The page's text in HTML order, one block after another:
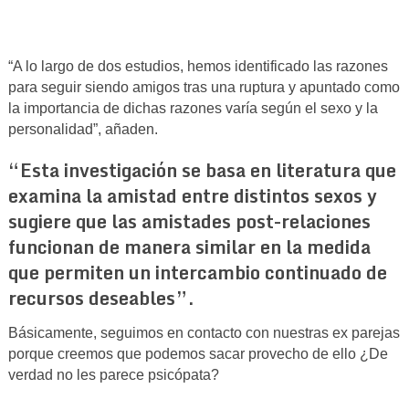
“A lo largo de dos estudios, hemos identificado las razones
para seguir siendo amigos tras una ruptura y apuntado como
la importancia de dichas razones varía según el sexo y la
personalidad”, añaden.
“Esta investigación se basa en literatura que
examina la amistad entre distintos sexos y
sugiere que las amistades post-relaciones
funcionan de manera similar en la medida
que permiten un intercambio continuado de
recursos deseables”.
Básicamente, seguimos en contacto con nuestras ex parejas
porque creemos que podemos sacar provecho de ello ¿De
verdad no les parece psicópata?